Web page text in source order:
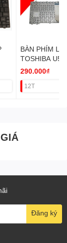
BÀN PHÍM
TOSHIBA
290.000₫
12T
Đăng ký